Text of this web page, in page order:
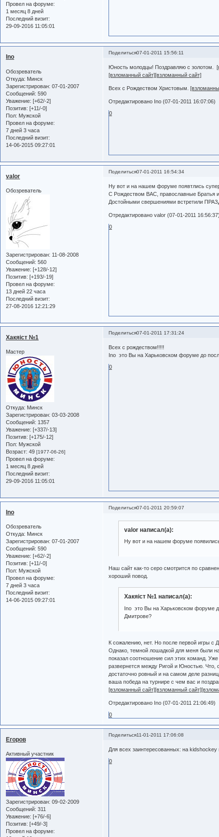
Провел на форуме:
1 месяц 8 дней
Последний визит:
29-09-2016 11:05:01
Поделиться07-01-2011 15:56:11
Ino
Обозреватель
Откуда: Минск
Зарегистрирован: 07-01-2007
Сообщений: 590
Уважение: [+62/-2]
Позитив: [+11/-0]
Пол: Мужской
Провел на форуме:
7 дней 3 часа
Последний визит:
14-06-2015 09:27:01
Юность молодцы! Поздравляю с золотом.
[взломанный сайт][взломанный сайт]
Всех с Рождеством Христовым.
Отредактировано Ino (07-01-2011 16:07:06)
0
Поделиться07-01-2011 16:54:34
valor
Обозреватель
Зарегистрирован: 11-08-2008
Сообщений: 560
Уважение: [+128/-12]
Позитив: [+193/-19]
Провел на форуме:
13 дней 22 часа
Последний визит:
27-08-2016 12:21:29
Ну вот и на нашем форуме появтлись
С Рождеством ВАС, православные Братья
Достойными свершениями встретили
Отредактировано valor (07-01-2011
0
Поделиться07-01-2011 17:31:24
Хакяiст №1
Мастер
Откуда: Минск
Зарегистрирован: 03-03-2008
Сообщений: 1357
Уважение: [+337/-13]
Позитив: [+175/-12]
Пол: Мужской
Возраст: 49 [1977-06-26]
Провел на форуме:
1 месяц 8 дней
Последний визит:
29-09-2016 11:05:01
Всех с рождеством!!!!!
Ino это Вы на Харьковском форуме до
0
Поделиться07-01-2011 20:59:07
Ino
Обозреватель
Откуда: Минск
Зарегистрирован: 07-01-2007
Сообщений: 590
Уважение: [+62/-2]
Позитив: [+11/-0]
Пол: Мужской
Провел на форуме:
7 дней 3 часа
Последний визит:
14-06-2015 09:27:01
valor написал(а):
Ну вот и на нашем форуме
Наш сайт как-то серо смотрится по
хороший повод.
Хакяiст №1 написал(а):
Ino это Вы на Харьковском форуме
Дмитрове?
К сожалению, нет. Но после первой игры с
Однако, темной лошадкой для меня были
показал соотношение сил этих команд.
развернется между Ригой и Юностью. Что,
достаточно ровный и на самом деле
ваша победа на турнире с чем вас и
[взломанный сайт][взломанный сайт]
Отредактировано Ino (07-01-2011 21:06:49)
0
Поделиться11-01-2011 17:06:08
Егоров
Активный участник
Зарегистрирован: 09-02-2009
Сообщений: 311
Уважение: [+76/-6]
Позитив: [+49/-3]
Провел на форуме:
Для всех заинтересованных: на
0